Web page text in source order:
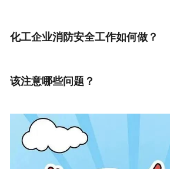
化工企业消防安全工作如何做？
该注意哪些问题？